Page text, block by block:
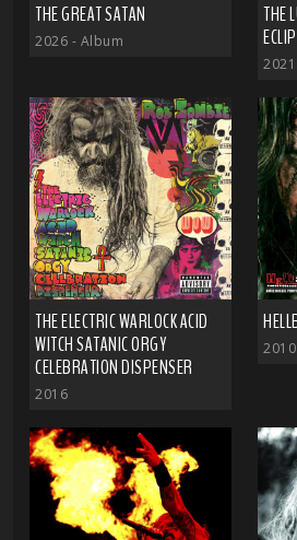
THE GREAT SATAN
2026 - Album
THE
2021
THE ELECTRIC WARLOCK ACID
WITCH SATANIC ORGY
CELEBRATION DISPENSER
2016
2010